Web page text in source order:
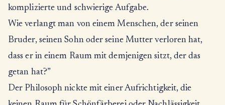
komplizierte und schwierige Aufgabe.
Wie verlangt man von einem Menschen, der seinen
Bruder, seinen Sohn oder seine Mutter verloren hat,
dass er in einem Raum mit demjenigen sitzt, der das
getan hat?”
Der Philosoph nickte mit einer Aufrichtigkeit, die